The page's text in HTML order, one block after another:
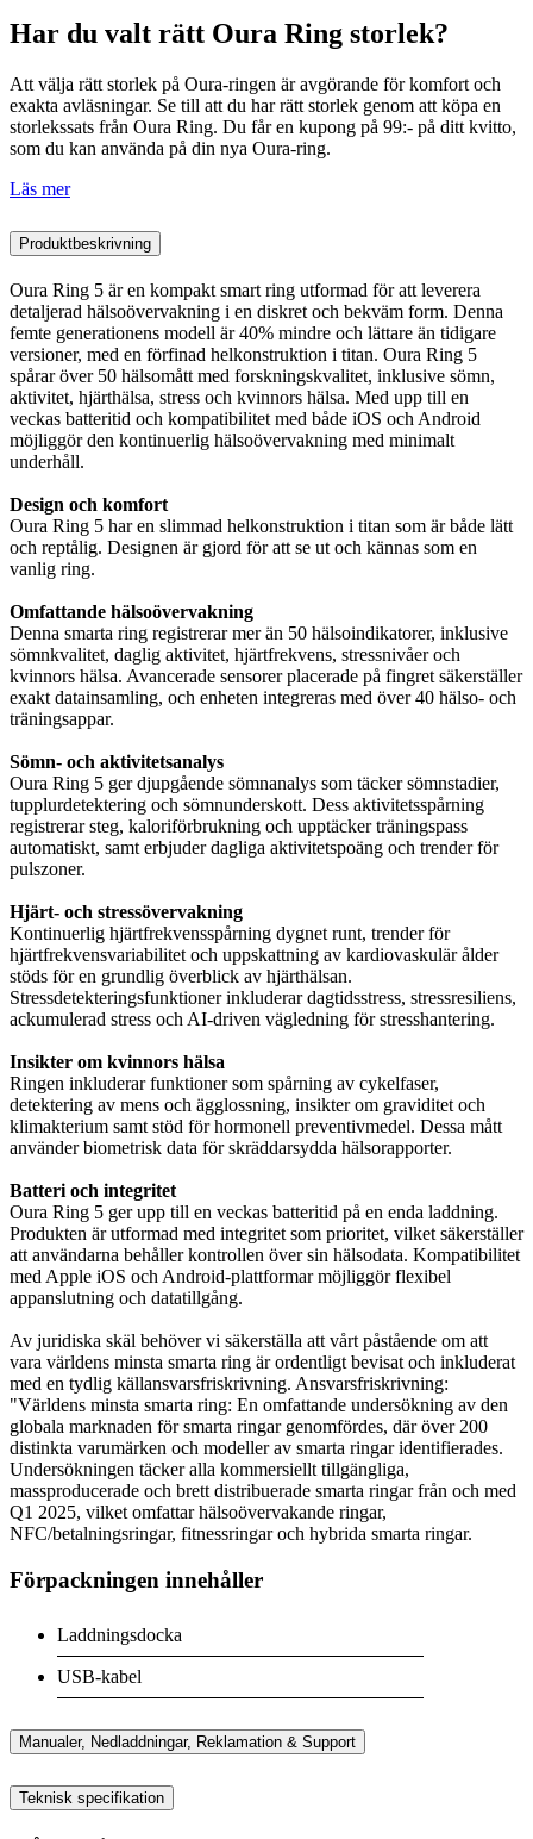
Har du valt rätt Oura Ring storlek?
Att välja rätt storlek på Oura-ringen är avgörande för komfort och
exakta avläsningar. Se till att du har rätt storlek genom att köpa en
storlekssats från Oura Ring. Du får en kupong på 99:- på ditt kvitto,
som du kan använda på din nya Oura-ring.
Läs mer
Produktbeskrivning
Oura Ring 5 är en kompakt smart ring utformad för att leverera
detaljerad hälsoövervakning i en diskret och bekväm form. Denna
femte generationens modell är 40% mindre och lättare än tidigare
versioner, med en förfinad helkonstruktion i titan. Oura Ring 5
spårar över 50 hälsomått med forskningskvalitet, inklusive sömn,
aktivitet, hjärthälsa, stress och kvinnors hälsa. Med upp till en
veckas batteritid och kompatibilitet med både iOS och Android
möjliggör den kontinuerlig hälsoövervakning med minimalt
underhåll.
Design och komfort
Oura Ring 5 har en slimmad helkonstruktion i titan som är både lätt
och reptålig. Designen är gjord för att se ut och kännas som en
vanlig ring.
Omfattande hälsoövervakning
Denna smarta ring registrerar mer än 50 hälsoindikatorer, inklusive
sömnkvalitet, daglig aktivitet, hjärtfrekvens, stressnivåer och
kvinnors hälsa. Avancerade sensorer placerade på fingret säkerställer
exakt datainsamling, och enheten integreras med över 40 hälso- och
träningsappar.
Sömn- och aktivitetsanalys
Oura Ring 5 ger djupgående sömnanalys som täcker sömnstadier,
tupplurdetektering och sömnunderskott. Dess aktivitetsspårning
registrerar steg, kaloriförbrukning och upptäcker träningspass
automatiskt, samt erbjuder dagliga aktivitetspoäng och trender för
pulszoner.
Hjärt- och stressövervakning
Kontinuerlig hjärtfrekvensspårning dygnet runt, trender för
hjärtfrekvensvariabilitet och uppskattning av kardiovaskulär ålder
stöds för en grundlig överblick av hjärthälsan.
Stressdetekteringsfunktioner inkluderar dagtidsstress, stressresiliens,
ackumulerad stress och AI-driven vägledning för stresshantering.
Insikter om kvinnors hälsa
Ringen inkluderar funktioner som spårning av cykelfaser,
detektering av mens och ägglossning, insikter om graviditet och
klimakterium samt stöd för hormonell preventivmedel. Dessa mått
använder biometrisk data för skräddarsydda hälsorapporter.
Batteri och integritet
Oura Ring 5 ger upp till en veckas batteritid på en enda laddning.
Produkten är utformad med integritet som prioritet, vilket säkerställer
att användarna behåller kontrollen över sin hälsodata. Kompatibilitet
med Apple iOS och Android-plattformar möjliggör flexibel
appanslutning och datatillgång.
Av juridiska skäl behöver vi säkerställa att vårt påstående om att
vara världens minsta smarta ring är ordentligt bevisat och inkluderat
med en tydlig källansvarsfriskrivning. Ansvarsfriskrivning:
"Världens minsta smarta ring: En omfattande undersökning av den
globala marknaden för smarta ringar genomfördes, där över 200
distinkta varumärken och modeller av smarta ringar identifierades.
Undersökningen täcker alla kommersiellt tillgängliga,
massproducerade och brett distribuerade smarta ringar från och med
Q1 2025, vilket omfattar hälsoövervakande ringar,
NFC/betalningsringar, fitnessringar och hybrida smarta ringar.
Förpackningen innehåller
Laddningsdocka
USB-kabel
Manualer, Nedladdningar, Reklamation & Support
Teknisk specifikation